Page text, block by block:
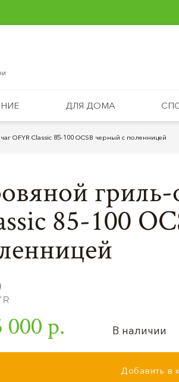
ДЛЯ ДОМА
OFYR Classic 85-100 OCSB черный с поленницей
гриль-
85-100
000 р. В наличии
Добавить в